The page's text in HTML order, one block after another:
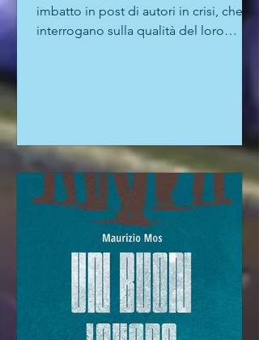
imbatto in post di autori in crisi, che si
interrogano sulla qualità del loro